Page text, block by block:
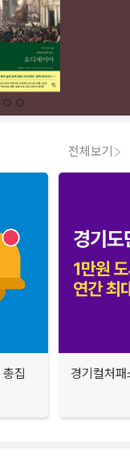
전체보기
집
경기컬처